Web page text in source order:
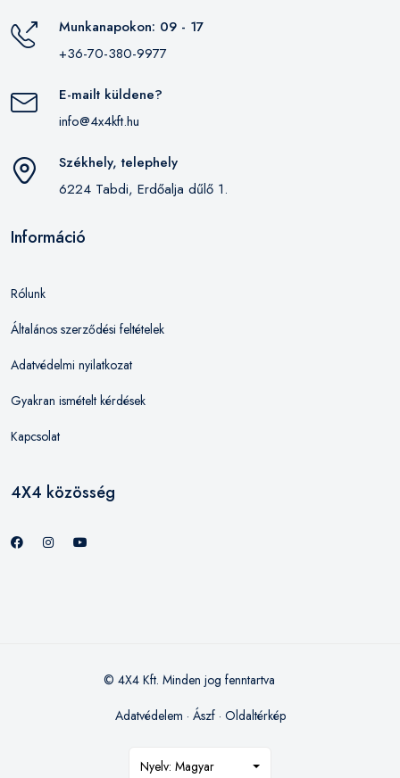
Munkanapokon: 09 - 17
+36-70-380-9977
E-mailt küldene?
info@4x4kft.hu
Székhely, telephely
6224 Tabdi, Erdőalja dűlő 1.
Információ
Rólunk
Általános szerződési feltételek
Adatvédelmi nyilatkozat
Gyakran ismételt kérdések
Kapcsolat
4X4 közösség
© 4X4 Kft. Minden jog fenntartva
Adatvédelem · Ászf· Oldaltérkép
Nyelv: Magyar